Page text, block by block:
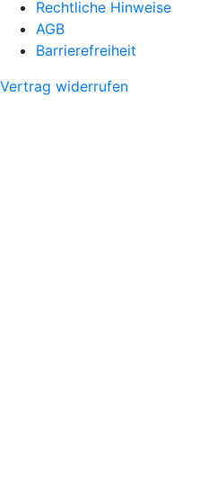
Rechtliche Hinweise
AGB
Barrierefreiheit
Vertrag widerrufen